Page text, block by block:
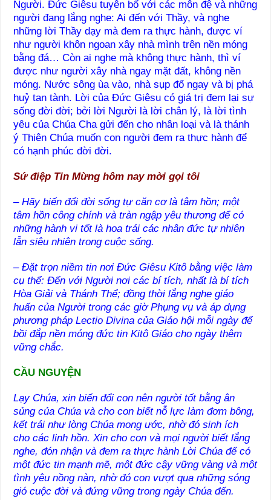
Người. Đức Giêsu tuyên bố với các môn đệ và những
người đang lắng nghe: Ai đến với Thầy, và nghe
những lời Thầy dạy mà đem ra thực hành, được ví
như người khôn ngoan xây nhà mình trên nền móng
bằng đá… Còn ai nghe mà không thực hành, thì ví
được như người xây nhà ngay mặt đất, không nền
móng. Nước sông ùa vào, nhà sụp đổ ngay và bị phá
huỷ tan tành. Lời của Đức Giêsu có giá trị đem lại sự
sống đời đời; bởi lời Người là lời chân lý, là lời tình
yêu của Chúa Cha gửi đến cho nhân loại và là thánh
ý Thiên Chúa muốn con người đem ra thực hành để
có hạnh phúc đời đời.
Sứ điệp Tin Mừng hôm nay mời gọi tôi
– Hãy biến đổi đời sống tự căn cơ là tâm hồn; một
tâm hồn công chính và tràn ngập yêu thương để có
những hành vi tốt là hoa trái các nhân đức tự nhiên
lẫn siêu nhiên trong cuộc sống.
– Đặt trọn niềm tin nơi Đức Giêsu Kitô bằng việc làm
cụ thể: Đến với Người nơi các bí tích, nhất là bí tích
Hòa Giải và Thánh Thể; đồng thời lắng nghe giáo
huấn của Người trong các giờ Phụng vụ và áp dụng
phương pháp Lectio Divina của Giáo hội mỗi ngày để
bồi đắp nền móng đức tin Kitô Giáo cho ngày thêm
vững chắc.
CẦU NGUYỆN
Lạy Chúa, xin biến đổi con nên người tốt bằng ân
sủng của Chúa và cho con biết nỗ lực làm đơm bông,
kết trái như lòng Chúa mong ước, nhờ đó sinh ích
cho các linh hồn. Xin cho con và mọi người biết lắng
nghe, đón nhận và đem ra thực hành Lời Chúa để có
một đức tin mạnh mẽ, một đức cậy vững vàng và một
tình yêu nồng nàn, nhờ đó con vượt qua những sóng
gió cuộc đời và đứng vững trong ngày Chúa đến.